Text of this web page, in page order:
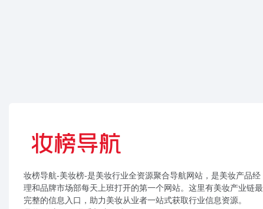
妆榜导航-美妆榜-是美妆行业全资源聚合导航网站，是美妆产品经
理和品牌市场部每天上班打开的第一个网站。这里有美妆产业链最
完整的信息入口，助力美妆从业者一站式获取行业信息资源。